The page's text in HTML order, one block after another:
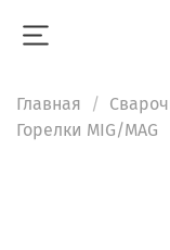
Главная
Горелки MIG/MAG